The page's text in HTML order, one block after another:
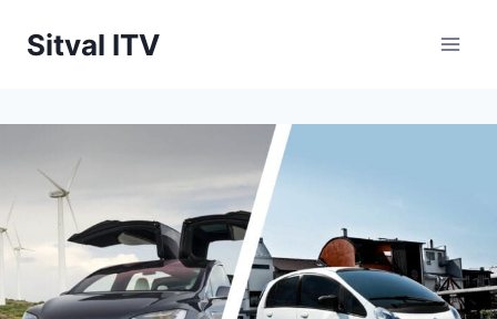
Sitval ITV